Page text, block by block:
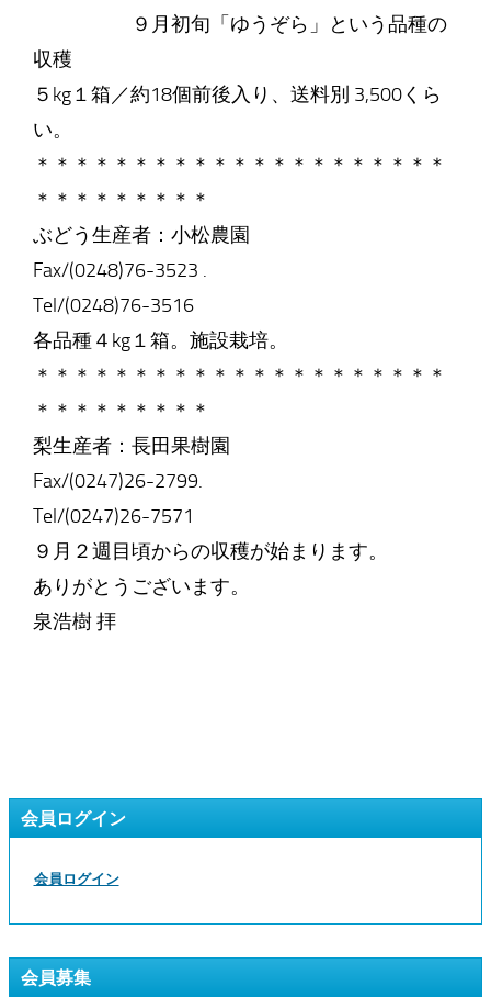
９月初旬「ゆうぞら」という品種の
収穫
５kg１箱／約18個前後入り、送料別 3,500くら
い。
＊＊＊＊＊＊＊＊＊＊＊＊＊＊＊＊＊＊＊＊＊
＊＊＊＊＊＊＊＊＊
ぶどう生産者：小松農園
Fax/(0248)76-3523 .
Tel/(0248)76-3516
各品種４kg１箱。施設栽培。
＊＊＊＊＊＊＊＊＊＊＊＊＊＊＊＊＊＊＊＊＊
＊＊＊＊＊＊＊＊＊
梨生産者：長田果樹園
Fax/(0247)26-2799.
Tel/(0247)26-7571
９月２週目頃からの収穫が始まります。
ありがとうございます。
泉浩樹 拝
会員ログイン
会員ログイン
会員募集